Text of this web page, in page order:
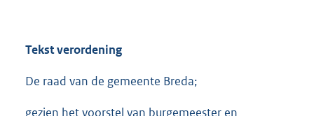
Tekst verordening
De raad van de gemeente Breda;
gezien het voorstel van burgemeester en